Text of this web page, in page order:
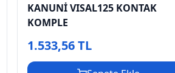
KANUNİ VISAL125 KONTAK
KOMPLE
1.533,56 TL